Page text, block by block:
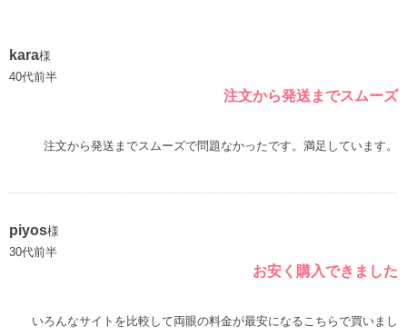
kara様
40代前半
注文から発送までスムーズ
注文から発送までスムーズで問題なかったです。満足しています。
piyos様
30代前半
お安く購入できました
いろんなサイトを比較して両眼の料金が最安になるこちらで買いまし